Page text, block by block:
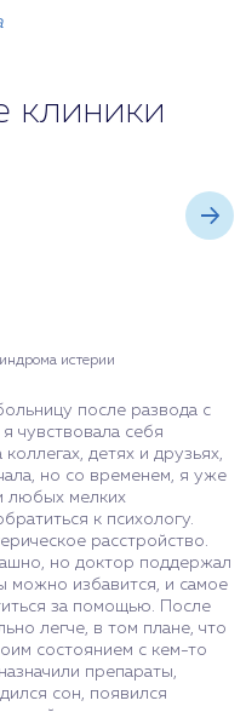
клиники
истерии
после развода с
чувствовала себя
детях и друзьях,
но со временем, я уже
любых мелких
к психологу.
расстройство.
но доктор поддержал
можно избавится, и самое
за помощью. После
легче, в том плане, что
состоянием с кем-то
препараты,
сон, появился